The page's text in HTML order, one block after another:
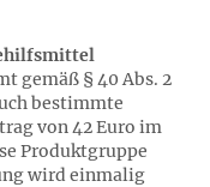
gemäß § 40 Abs. 2
bestimmte
von 42 Euro im
Produktgruppe
wird einmalig